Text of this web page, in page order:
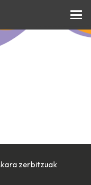
zerbitzuak